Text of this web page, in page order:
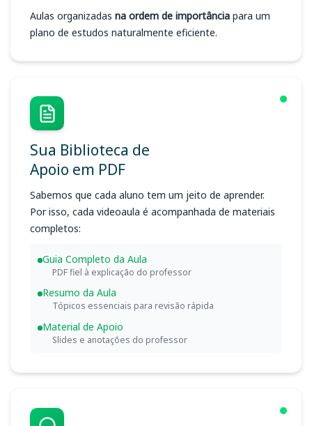
Aulas organizadas na ordem de importância para um
plano de estudos naturalmente eficiente.
Sua Biblioteca de
Apoio em PDF
Sabemos que cada aluno tem um jeito de aprender.
Por isso, cada videoaula é acompanhada de materiais
completos:
Guia Completo da Aula
PDF fiel à explicação do professor
Resumo da Aula
Tópicos essenciais para revisão rápida
Material de Apoio
Slides e anotações do professor